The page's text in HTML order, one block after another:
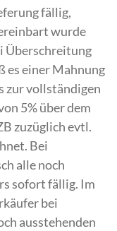
fällig,
wurde
Überschreitung
es einer Mahnung
zur vollständigen
5% über dem
zuzüglich evtl.
Bei
alle noch
sofort fällig. Im
bei
ausstehenden